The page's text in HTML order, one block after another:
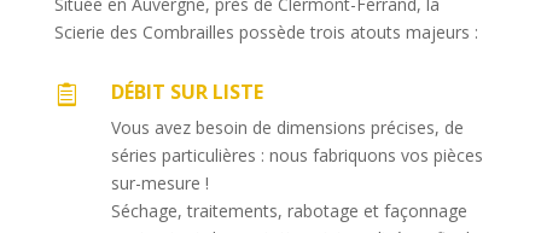
Scierie des Combrailles possède trois atouts majeurs :
 DÉBIT SUR LISTE
Vous avez besoin de dimensions précises, de
séries particulières : nous fabriquons vos pièces
sur-mesure !
Séchage, traitements, rabotage et façonnage